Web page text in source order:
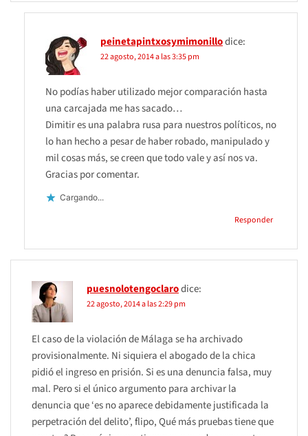
peinetapintxosymimonillodice:
22 agosto, 2014 a las 3:35 pm
No podías haber utilizado mejor comparación hasta
una carcajada me has sacado…
Dimitir es una palabra rusa para nuestros políticos, no
lo han hecho a pesar de haber robado, manipulado y
mil cosas más, se creen que todo vale y así nos va.
Gracias por comentar.
Cargando...
Responder
puesnolotengoclarodice:
22 agosto, 2014 a las 2:29 pm
El caso de la violación de Málaga se ha archivado
provisionalmente. Ni siquiera el abogado de la chica
pidió el ingreso en prisión. Si es una denuncia falsa, muy
mal. Pero si el único argumento para archivar la
denuncia que ‘es no aparece debidamente justificada la
perpetración del delito’, flipo, Qué más pruebas tiene que